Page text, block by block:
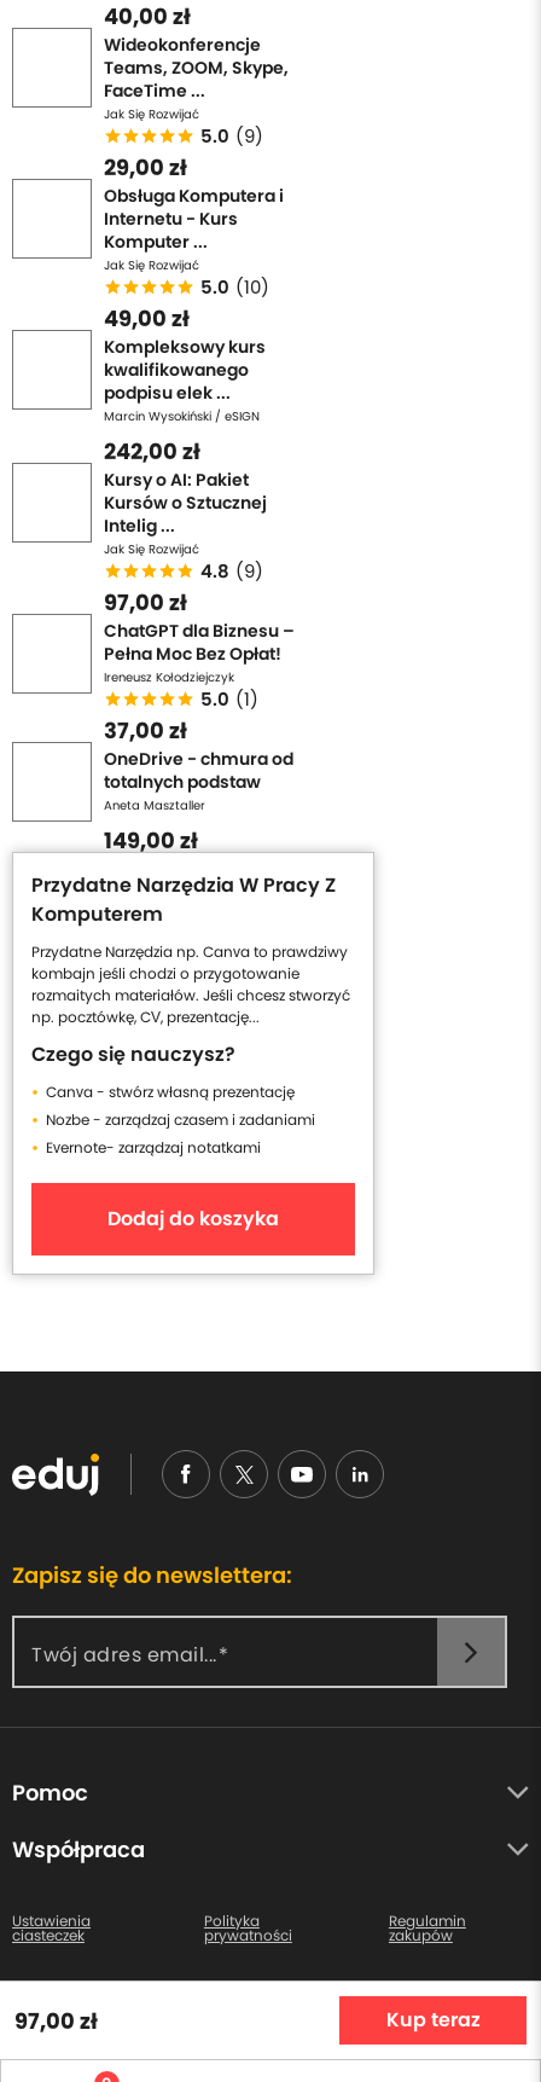
40,00 zł
Wideokonferencje
Teams, ZOOM, Skype,
FaceTime ...
Jak Się Rozwijać
5.0 (9)
29,00 zł
Obsługa Komputera i
Internetu - Kurs
Komputer ...
Jak Się Rozwijać
5.0 (10)
49,00 zł
Kompleksowy kurs
kwalifikowanego
podpisu elek ...
Marcin Wysokiński / eSIGN
242,00 zł
Kursy o AI: Pakiet
Kursów o Sztucznej
Intelig ...
Jak Się Rozwijać
4.8 (9)
97,00 zł
ChatGPT dla Biznesu –
Pełna Moc Bez Opłat!
Ireneusz Kołodziejczyk
5.0 (1)
37,00 zł
OneDrive - chmura od
totalnych podstaw
Aneta Masztaller
149,00 zł
Przydatne Narzędzia W Pracy Z
Komputerem
Przydatne Narzędzia np. Canva to prawdziwy
kombajn jeśli chodzi o przygotowanie
rozmaitych materiałów. Jeśli chcesz stworzyć
np. pocztówkę, CV, prezentację...
Czego się nauczysz?
Canva - stwórz własną prezentację
Nozbe - zarządzaj czasem i zadaniami
Evernote- zarządzaj notatkami
Dodaj do koszyka
97,00 zł Kup teraz
Zapisz się do newslettera:
Twój adres email...
Pomoc
O nas
Centrum pomocy
Kontakt
Współpraca
Wszystkie prawa zastrzeżone. Copyright © 2026
Ustawienia
ciasteczek
Polityka
prywatności
Regulamin
zakupów